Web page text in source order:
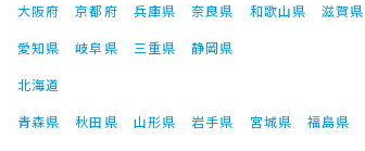
大阪府 京都府 兵庫県 奈良県 和歌山県
滋賀県
愛知県 岐阜県 三重県
静岡県
北海道
青森県 秋田県 山形県 岩手県 宮城県
福島県